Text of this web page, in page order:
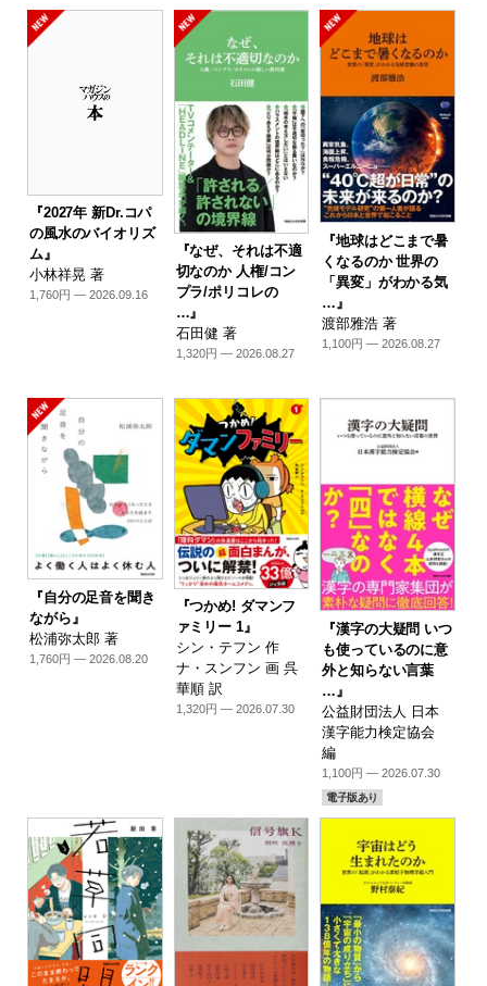
『2027年 新Dr.コパ
の風水のバイオリズ
ム』
小林祥晃 著
1,760円 — 2026.09.16
『なぜ、それは不適
切なのか 人権/コン
プラ/ポリコレの
…』
石田健 著
1,320円 — 2026.08.27
『地球はどこまで暑
くなるのか 世界の
「異変」がわかる気
…』
渡部雅浩 著
1,100円 — 2026.08.27
『自分の足音を聞き
ながら』
松浦弥太郎 著
1,760円 — 2026.08.20
『つかめ! ダマンフ
ァミリー 1』
シン・テフン 作
ナ・スンフン 画 呉
華順 訳
1,320円 — 2026.07.30
『漢字の大疑問 いつ
も使っているのに意
外と知らない言葉
…』
公益財団法人 日本
漢字能力検定協会
編
1,100円 — 2026.07.30
電子版あり